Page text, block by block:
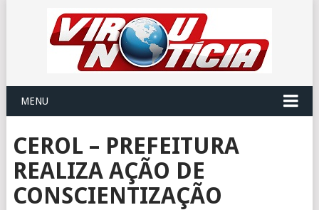
MENU
CEROL – PREFEITURA
REALIZA AÇÃO DE
CONSCIENTIZAÇÃO